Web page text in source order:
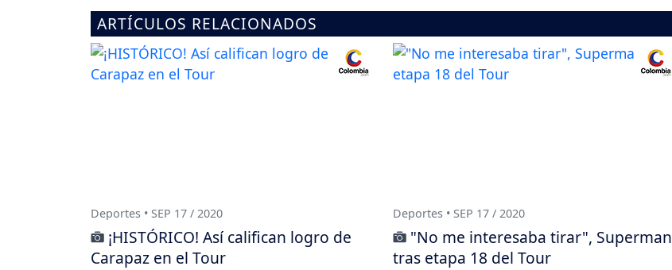
ARTÍCULOS RELACIONADOS
Deportes • SEP 17 / 2020
¡HISTÓRICO! Así califican logro de
Carapaz en el Tour
Deportes • SEP 17 / 2020
"No me interesaba tirar", Superman
tras etapa 18 del Tour